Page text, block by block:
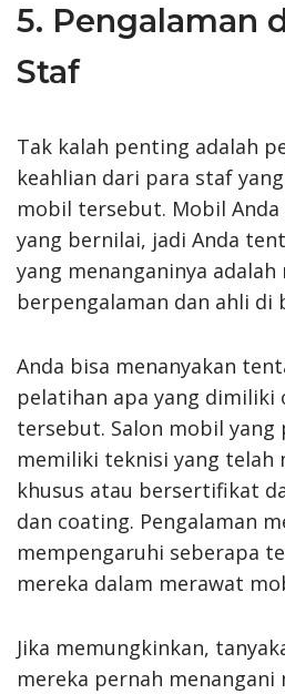
5. Pengalaman
Staf
Tak kalah penting adalah
keahlian dari para staf
mobil tersebut. Mobil Anda
yang bernilai, jadi Anda
yang menanganinya adalah
berpengalaman dan ahli di
Anda bisa menanyakan
pelatihan apa yang dimiliki
tersebut. Salon mobil yang
memiliki teknisi yang telah
khusus atau bersertifikat
dan coating. Pengalaman
mempengaruhi seberapa
mereka dalam merawat
Jika memungkinkan,
mereka pernah menangani